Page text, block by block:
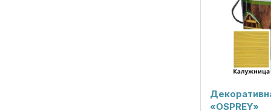
«OSPREY»